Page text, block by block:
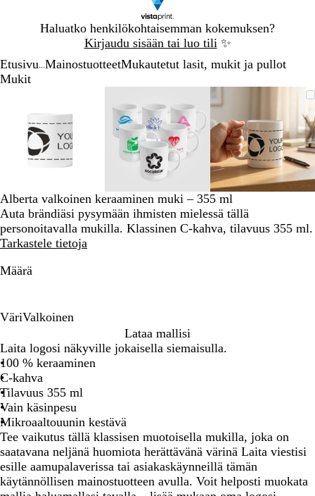
Haluatko henkilökohtaisemman kokemuksen?
Kirjaudu sisään tai luo tili ✨
1
Etusivu MainostuotteetMukautetut lasit, mukit ja pullot
Mukit
klikkaamalla
ja
loitontaa
kuvaa
plus-
miinus-
näppäimillä
ja
panoroida
kuva
minimi
klikkaamalla
lähentää
ja
loitontaa
kuvaa
plus-
ja
miinus-
näppäimillä
ja
Laajenna
ja
loitontaa
kuvaa
plus-
ja
ja
Alberta valkoinen keraaminen muki – 355 ml
Auta brändiäsi pysymään ihmisten mielessä tällä
personoitavalla mukilla. Klassinen C-kahva, tilavuus 355 ml.
Tarkastele tietoja
Määrä
VäriValkoinen
a
l
k
o
i
n
e
n
Lataa mallisi
Laita logosi näkyville jokaisella siemaisulla.
100 % keraaminen
C-kahva
Tilavuus 355 ml
Vain käsinpesu
Mikroaaltouunin kestävä
Tee vaikutus tällä klassisen muotoisella mukilla, joka on
saatavana neljänä huomiota herättävänä värinä Laita viestisi
esille aamupalaverissa tai asiakaskäynneillä tämän
käytännöllisen mainostuotteen avulla. Voit helposti muokata